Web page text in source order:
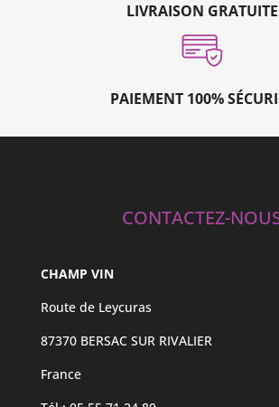
LIVRAISON GRATUITE
PAIEMENT 100%
CONTACTEZ-
CHAMP VIN
Route de Leycuras
87370 BERSAC SUR RIVALIER
France